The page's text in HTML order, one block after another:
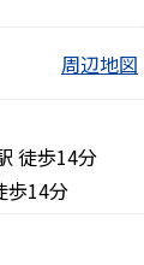
周辺地図
徒歩14分
歩14分